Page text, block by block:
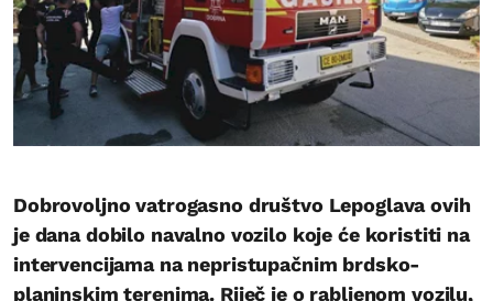
Dobrovoljno vatrogasno društvo Lepoglava ovih
je dana dobilo navalno vozilo koje će koristiti na
intervencijama na nepristupačnim brdsko-
planinskim terenima. Riječ je o rabljenom vozilu,